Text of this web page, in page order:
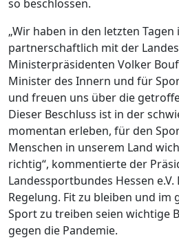
so beschlossen.
„Wir haben in den letzten
partnerschaftlich mit der
Ministerpräsidenten Volker
Minister des Innern und für
und freuen uns über die
Dieser Beschluss ist in der
momentan erleben, für den
Menschen in unserem Land
richtig“, kommentierte der
Landessportbundes Hessen
Regelung. Fit zu bleiben und im
Sport zu treiben seien wichtige
gegen die Pandemie.